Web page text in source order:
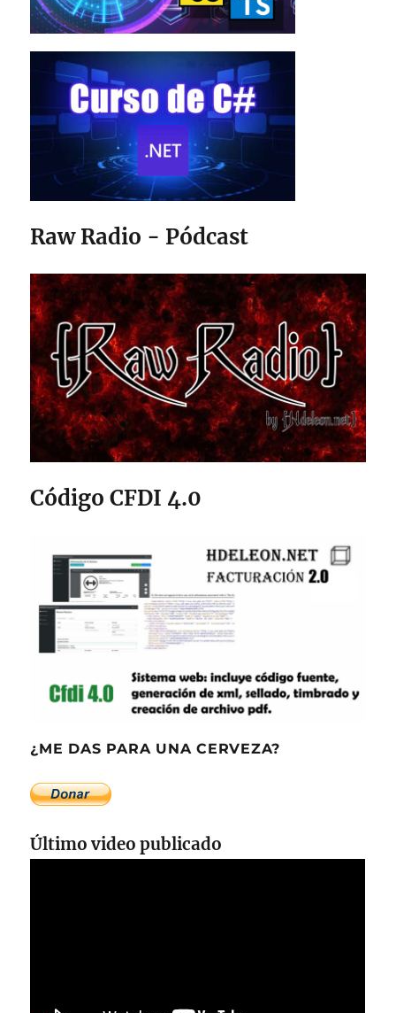
Raw Radio - Pódcast
Código CFDI 4.0
¿ME DAS PARA UNA CERVEZA?
Último video publicado